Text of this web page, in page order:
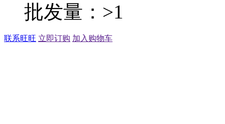
批发量：>1
联系旺旺 立即订购 加入购物车